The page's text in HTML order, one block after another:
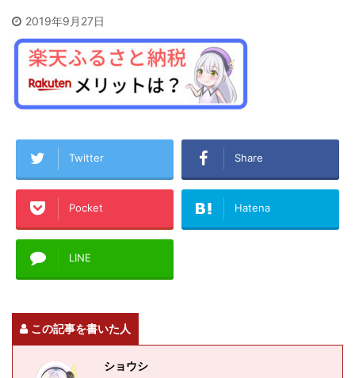
2019年9月27日
Twitter Share
Pocket Hatena
LINE
この記事を書いた人
ショウシ